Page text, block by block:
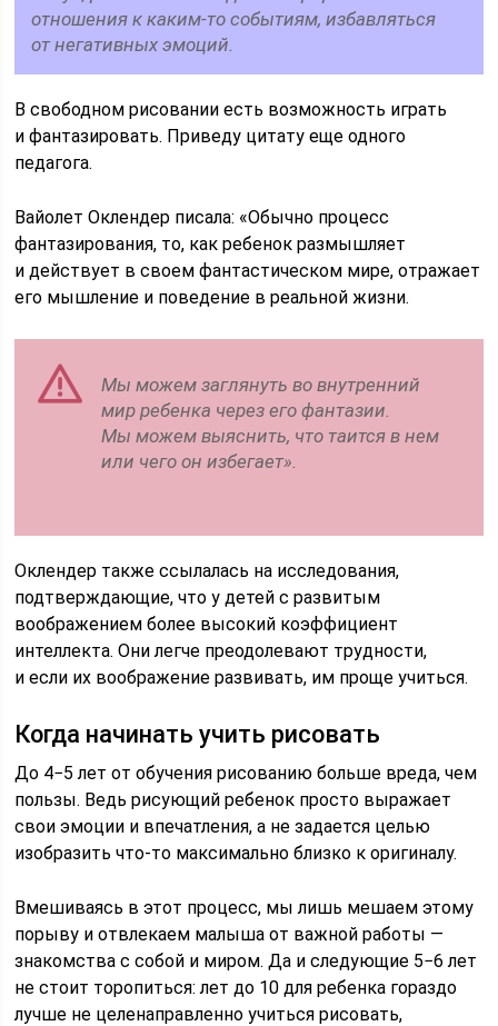
отношения к каким-то событиям, избавляться
от негативных эмоций.
В свободном рисовании есть возможность играть
и фантазировать. Приведу цитату еще одного
педагога.
Вайолет Оклендер писала: «Обычно процесс
фантазирования, то, как ребенок размышляет
и действует в своем фантастическом мире, отражает
его мышление и поведение в реальной жизни.
Мы можем заглянуть во внутренний
мир ребенка через его фантазии.
Мы можем выяснить, что таится в нем
или чего он избегает».
Оклендер также ссылалась на исследования,
подтверждающие, что у детей с развитым
воображением более высокий коэффициент
интеллекта. Они легче преодолевают трудности,
и если их воображение развивать, им проще учиться.
Когда начинать учить рисовать
До 4−5 лет от обучения рисованию больше вреда, чем
пользы. Ведь рисующий ребенок просто выражает
свои эмоции и впечатления, а не задается целью
изобразить что-то максимально близко к оригиналу.
Вмешиваясь в этот процесс, мы лишь мешаем этому
порыву и отвлекаем малыша от важной работы —
знакомства с собой и миром. Да и следующие 5−6 лет
не стоит торопиться: лет до 10 для ребенка гораздо
лучше не целенаправленно учиться рисовать,